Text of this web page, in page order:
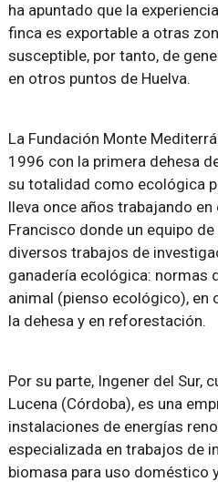
ha apuntado que la
finca es exportable a otras
susceptible, por tanto, de
en otros puntos de Huelva.
La Fundación Monte
1996 con la primera dehesa
su totalidad como ecológica
lleva once años trabajando en
Francisco donde un equipo
diversos trabajos de
ganadería ecológica: normas
animal (pienso ecológico),
la dehesa y en reforestación.
Por su parte, Ingener del Sur,
Lucena (Córdoba), es una
instalaciones de energías
especializada en trabajos de
biomasa para uso doméstico